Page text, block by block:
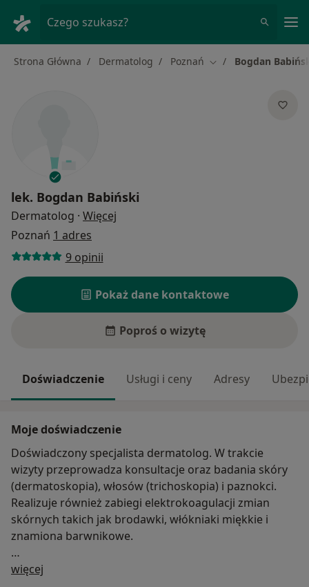
Czego szukasz?
Strona Główna Dermatolog Poznań Zmień miasto
Bogdan
lek. Bogdan Babiński
Dermatolog · Więcej
Poznań 1 adres
9 opinii
Pokaż dane kontaktowe
Poproś o wizytę
Doświadczenie Usługi i ceny Adresy
Moje doświadczenie
Doświadczony specjalista dermatolog. W trakcie
wizyty przeprowadza konsultacje oraz badania skóry
(dermatoskopia), włosów (trichoskopia) i paznokci.
Realizuje również zabiegi elektrokoagulacji zmian
skórnych takich jak brodawki, włókniaki miękkie i
znamiona barwnikowe.
Przyjmuje zarówno dorosłych jak i dzieci.
więcej